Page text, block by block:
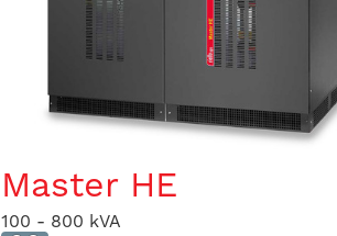
Master HE
100 - 800 kVA